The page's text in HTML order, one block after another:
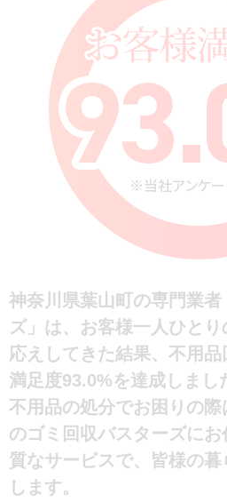
神奈川県葉山町の専門業
ズ」は、お客様一人ひと
応えしてきた結果、不用
満足度93.0%を達成しまし
不用品の処分でお困りの
のゴミ回収バスターズに
質なサービスで、皆様の
します。